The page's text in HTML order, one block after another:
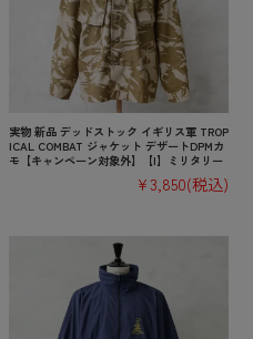
実物 新品 デッドストック イギリス軍 TROP
ICAL COMBAT ジャケット デザートDPMカ
モ【キャンペーン対象外】【I】ミリタリー
¥3,850(税込)